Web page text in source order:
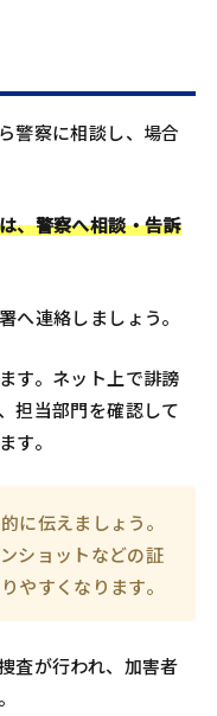
警察に相談し、場合
、警察へ相談・告訴
へ連絡しましょう。
す。ネット上で誹謗
担当部門を確認して
す。
に伝えましょう。
ショットなどの証
やすくなります。
査が行われ、加害者